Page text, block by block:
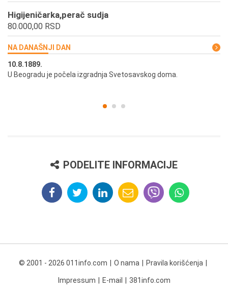
Higijeničarka,perač sudja
80.000,00 RSD
NA DANAŠNJI DAN
10.8.1889.
U Beogradu je počela izgradnja Svetosavskog doma.
PODELITE INFORMACIJE
© 2001 - 2026 011info.com O nama Pravila korišćenja
Impressum E-mail 381info.com